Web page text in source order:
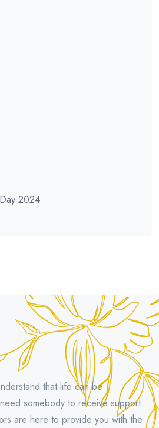
2024
that life can be
somebody to receive support.
are here to provide you with the